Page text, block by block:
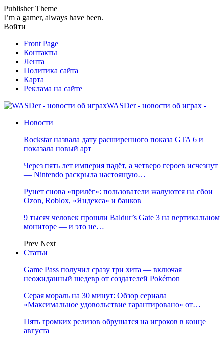
Publisher Theme
I’m a gamer, always have been.
Войти
Front Page
Контакты
Лента
Политика сайта
Карта
Реклама на сайте
WASDer - новости об играх -
Новости
Rockstar назвала дату расширенного показа GTA 6 и
показала новый арт
Через пять лет империя падёт, а четверо героев исчезнут
— Nintendo раскрыла настоящую…
Рунет снова «прилёг»: пользователи жалуются на сбои
Ozon, Roblox, «Яндекса» и банков
9 тысяч человек прошли Baldur’s Gate 3 на вертикальном
мониторе — и это не…
Prev Next
Статьи
Game Pass получил сразу три хита — включая
неожиданный шедевр от создателей Pokémon
Серая мораль на 30 минут: Обзор сериала
«Максимальное удовольствие гарантировано» от…
Пять громких релизов обрушатся на игроков в конце
августа